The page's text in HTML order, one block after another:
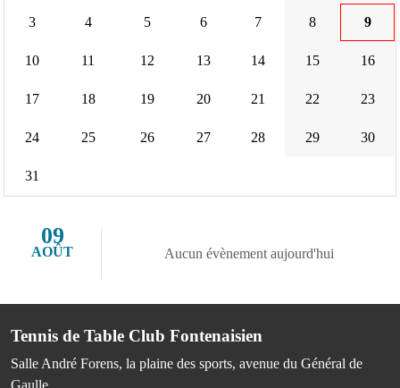
3 4 5 6 7 8 9
10 11 12 13 14 15 16
17 18 19 20 21 22 23
24 25 26 27 28 29 30
31
09
AOÛT Aucun évènement aujourd'hui
Tennis de Table Club Fontenaisien
Salle André Forens, la plaine des sports, avenue du Général de
Gaulle